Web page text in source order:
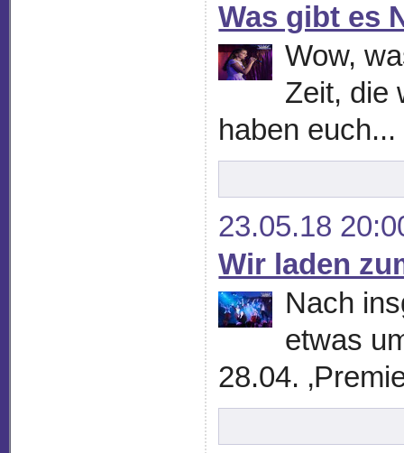
Was gibt es
Wow,
Zeit, die
haben euch...
23.05.18
Wir laden
Nach
etwas
28.04.